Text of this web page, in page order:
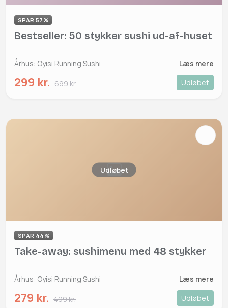
SPAR 57%
Bestseller: 50 stykker sushi ud-af-huset
Århus: Oyisi Running Sushi Læs mere
299 kr. 699 kr. Udløbet
Udløbet
SPAR 44%
Take-away: sushimenu med 48 stykker
Århus: Oyisi Running Sushi Læs mere
279 kr. 499 kr. Udløbet